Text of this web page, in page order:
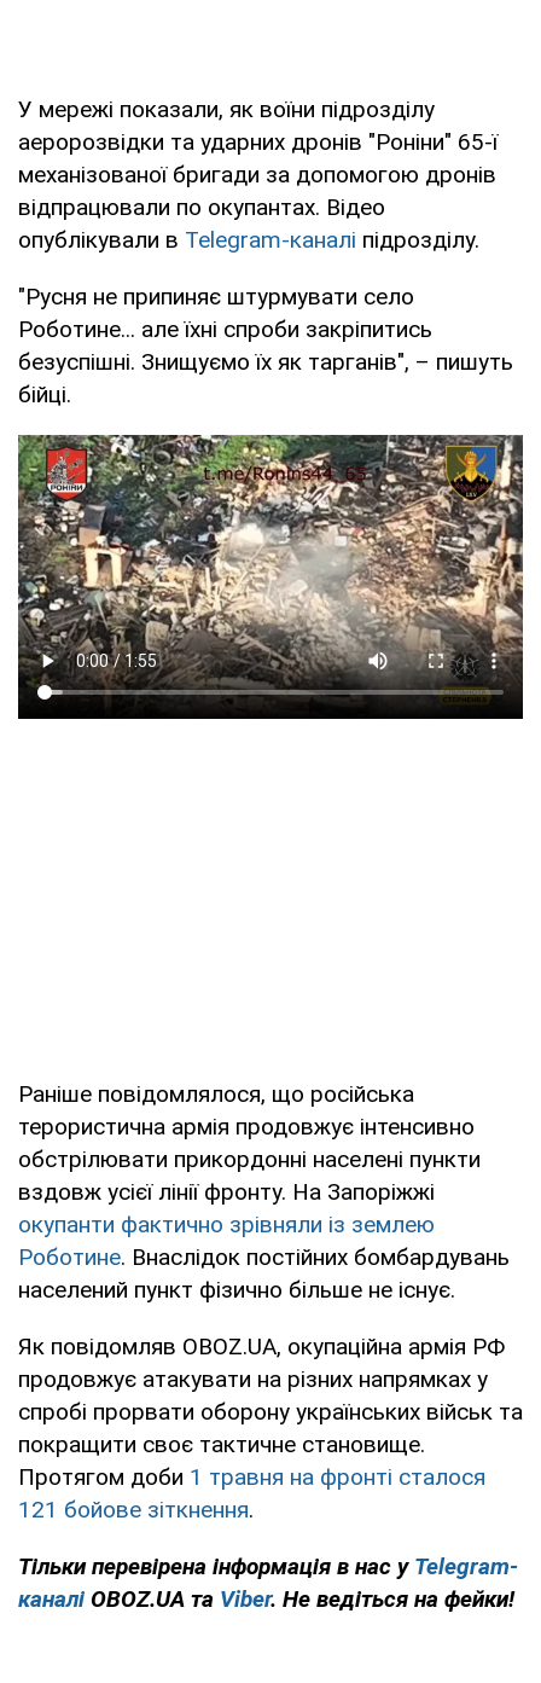
У мережі показали, як воїни підрозділу
аеророзвідки та ударних дронів "Роніни" 65-ї
механізованої бригади за допомогою дронів
відпрацювали по окупантах. Відео
опублікували в Telegram-каналі підрозділу.
"Русня не припиняє штурмувати село
Роботине... але їхні спроби закріпитись
безуспішні. Знищуємо їх як тарганів", – пишуть
бійці.
Раніше повідомлялося, що російська
терористична армія продовжує інтенсивно
обстрілювати прикордонні населені пункти
вздовж усієї лінії фронту. На Запоріжжі
окупанти фактично зрівняли із землею
Роботине. Внаслідок постійних бомбардувань
населений пункт фізично більше не існує.
Як повідомляв OBOZ.UA, окупаційна армія РФ
продовжує атакувати на різних напрямках у
спробі прорвати оборону українських військ та
покращити своє тактичне становище.
Протягом доби 1 травня на фронті сталося
121 бойове зіткнення.
Тільки перевірена інформація в нас у Telegram-
каналі OBOZ.UA та Viber. Не ведіться на фейки!